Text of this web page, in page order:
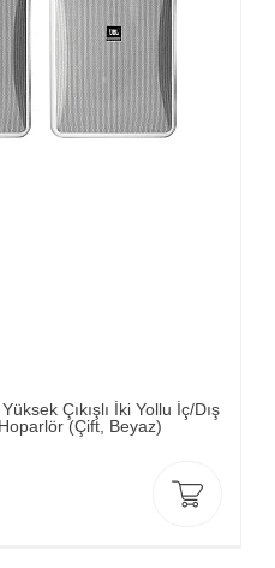
Çıkışlı İki Yollu İç/Dış
(Çift, Beyaz)